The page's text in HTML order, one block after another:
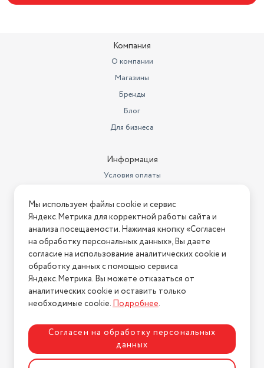
Компания
О компании
Магазины
Бренды
Блог
Для бизнеса
Информация
Условия оплаты
Условия возврата
Нашли ошибку на сайте? Напишите нам
2026 © Интернет-магазин "АстМаркет". У нас есть всё!
Политика конфиденциальности
Разработка сайтаASTDESIGN
Мы используем файлы cookie и сервис
Яндекс.Метрика для корректной работы сайта и
анализа посещаемости. Нажимая кнопку «Согласен
на обработку персональных данных», Вы даете
согласие на использование аналитических cookie и
обработку данных с помощью сервиса
Яндекс.Метрика. Вы можете отказаться от
аналитических cookie и оставить только
необходимые cookie.Подробнее.
Согласен на обработку персональных
данных